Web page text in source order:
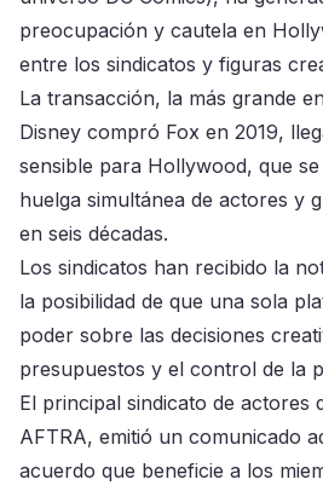
preocupación y cautela en
entre los sindicatos y figuras
La transacción, la más grande
Disney compró Fox en 2019,
sensible para Hollywood, que
huelga simultánea de actores y
en seis décadas.
Los sindicatos han recibido la
la posibilidad de que una sola
poder sobre las decisiones
presupuestos y el control de la
El principal sindicato de actores
AFTRA, emitió un comunicado
acuerdo que beneficie a los